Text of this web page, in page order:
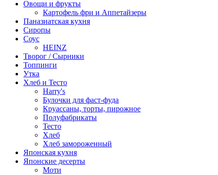
Овощи и фрукты
Картофель фри и Аппетайзеры
Паназиатская кухня​
Сиропы
Соус
HEINZ
Творог / Сырники
Топпинги
Утка
Хлеб и Тесто
Harry's
Булочки для фаст-фуда
Круассаны, торты, пирожное
Полуфабрикаты
Тесто
Хлеб
Хлеб замороженный
Японская кухня
Японские десерты
Моти